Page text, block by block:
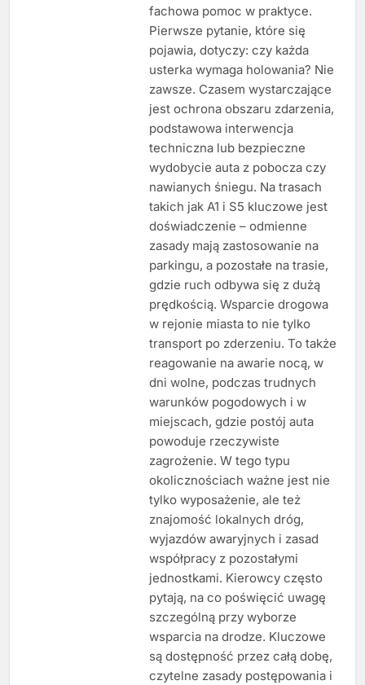
fachowa pomoc w praktyce.
Pierwsze pytanie, które się
pojawia, dotyczy: czy każda
usterka wymaga holowania? Nie
zawsze. Czasem wystarczające
jest ochrona obszaru zdarzenia,
podstawowa interwencja
techniczna lub bezpieczne
wydobycie auta z pobocza czy
nawianych śniegu. Na trasach
takich jak A1 i S5 kluczowe jest
doświadczenie – odmienne
zasady mają zastosowanie na
parkingu, a pozostałe na trasie,
gdzie ruch odbywa się z dużą
prędkością. Wsparcie drogowa
w rejonie miasta to nie tylko
transport po zderzeniu. To także
reagowanie na awarie nocą, w
dni wolne, podczas trudnych
warunków pogodowych i w
miejscach, gdzie postój auta
powoduje rzeczywiste
zagrożenie. W tego typu
okolicznościach ważne jest nie
tylko wyposażenie, ale też
znajomość lokalnych dróg,
wyjazdów awaryjnych i zasad
współpracy z pozostałymi
jednostkami. Kierowcy często
pytają, na co poświęcić uwagę
szczególną przy wyborze
wsparcia na drodze. Kluczowe
są dostępność przez całą dobę,
czytelne zasady postępowania i